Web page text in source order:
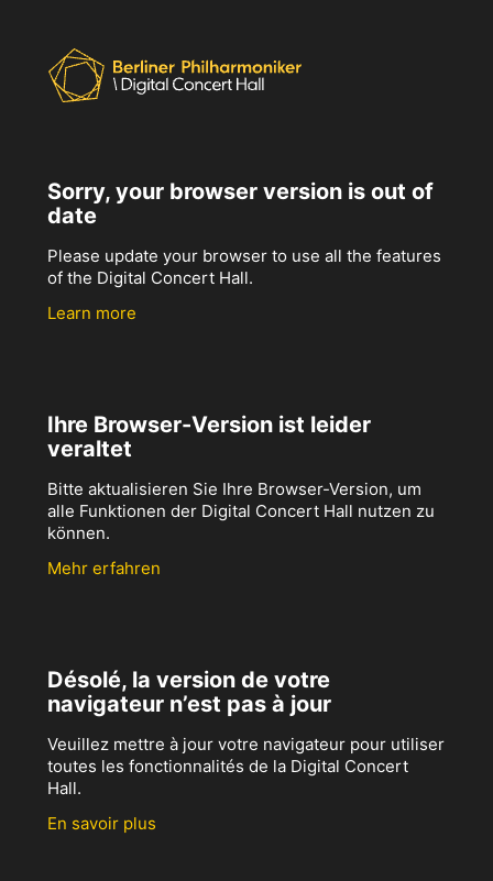
Sorry, your browser version is out of
date
Please update your browser to use all the features
of the Digital Concert Hall.
Learn more
Ihre Browser-Version ist leider
veraltet
Bitte aktualisieren Sie Ihre Browser-Version, um
alle Funktionen der Digital Concert Hall nutzen zu
können.
Mehr erfahren
Désolé, la version de votre
navigateur n’est pas à jour
Veuillez mettre à jour votre navigateur pour utiliser
toutes les fonctionnalités de la Digital Concert
Hall.
En savoir plus